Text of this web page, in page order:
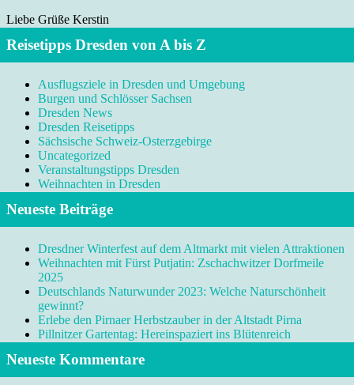
Liebe Grüße Kerstin
Reisetipps Dresden von A bis Z
Ausflugsziele in Dresden und Umgebung
Burgen und Schlösser Sachsen
Dresden News
Dresden Reisetipps
Sächsische Schweiz-Osterzgebirge
Uncategorized
Veranstaltungstipps Dresden
Weihnachten in Dresden
Neueste Beiträge
Dresdner Winterfest auf dem Altmarkt mit vielen Attraktionen
Weihnachten mit Fürst Putjatin: Zschachwitzer Dorfmeile
2025
Deutschlands Naturwunder 2023: Welche Naturschönheit
gewinnt?
Erlebe den Pirnaer Herbstzauber in der Altstadt Pirna
Pillnitzer Gartentag: Hereinspaziert ins Blütenreich
Neueste Kommentare